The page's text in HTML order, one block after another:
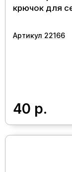
крючок для
Артикул 22166
40 р.